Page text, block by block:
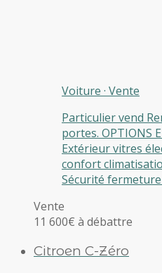
Voiture · Vente
Particulier vend
portes. OPTIONS
Extérieur vitres
confort
Sécurité fermeture
Vente
11 600€ à débattre
Citroen C-Zéro